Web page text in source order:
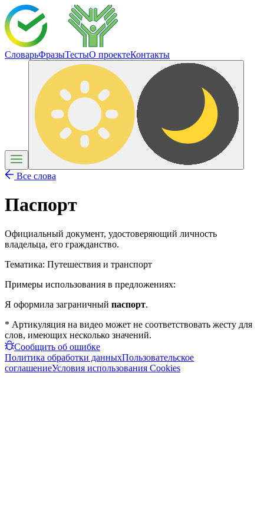
СловарьФразыТестыО проектеКонтакты
Все слова
Паспорт
Официальный документ, удостоверяющий личность
владельца, его гражданство.
Тематика: Путешествия и транспорт
Примеры использования в предложениях:
Я оформила заграничный паспорт.
* Артикуляция на видео может не соответствовать жесту для
слов, имеющих несколько значений.
Сообщить об ошибке
Политика обработки данныхПользовательское
соглашениеУсловия использования Cookies